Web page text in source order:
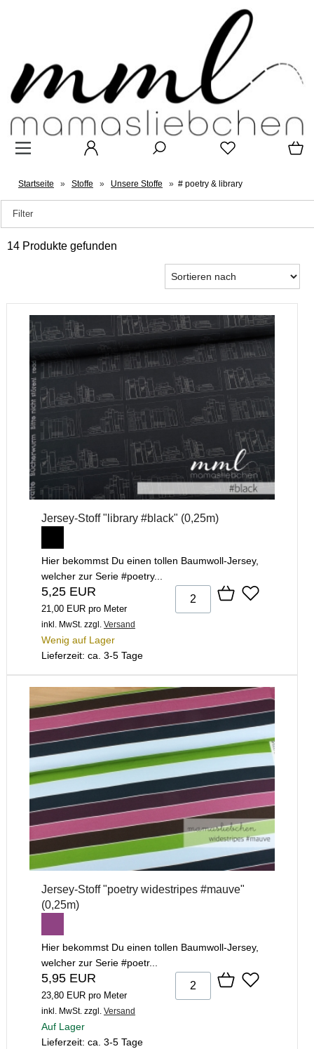
Startseite » Stoffe » Unsere Stoffe » # poetry & library
Filter
14 Produkte gefunden
Jersey-Stoff "library #black" (0,25m)
Hier bekommst Du einen tollen Baumwoll-Jersey,
welcher zur Serie #poetry...
5,25 EUR
21,00 EUR pro Meter
inkl. MwSt. zzgl. Versand
Wenig auf Lager
Lieferzeit: ca. 3-5 Tage
Jersey-Stoff "poetry widestripes #mauve"
(0,25m)
Hier bekommst Du einen tollen Baumwoll-Jersey,
welcher zur Serie #poetr...
5,95 EUR
23,80 EUR pro Meter
inkl. MwSt. zzgl. Versand
Auf Lager
Lieferzeit: ca. 3-5 Tage